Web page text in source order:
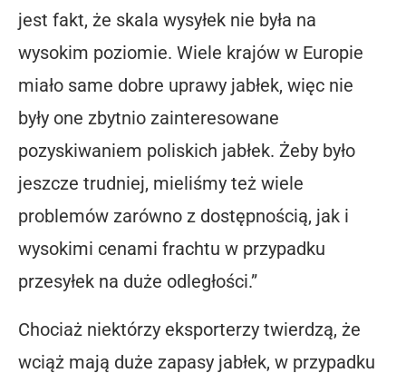
jest fakt, że skala wysyłek nie była na
wysokim poziomie. Wiele krajów w Europie
miało same dobre uprawy jabłek, więc nie
były one zbytnio zainteresowane
pozyskiwaniem poliskich jabłek. Żeby było
jeszcze trudniej, mieliśmy też wiele
problemów zarówno z dostępnością, jak i
wysokimi cenami frachtu w przypadku
przesyłek na duże odległości.”
Chociaż niektórzy eksporterzy twierdzą, że
wciąż mają duże zapasy jabłek, w przypadku